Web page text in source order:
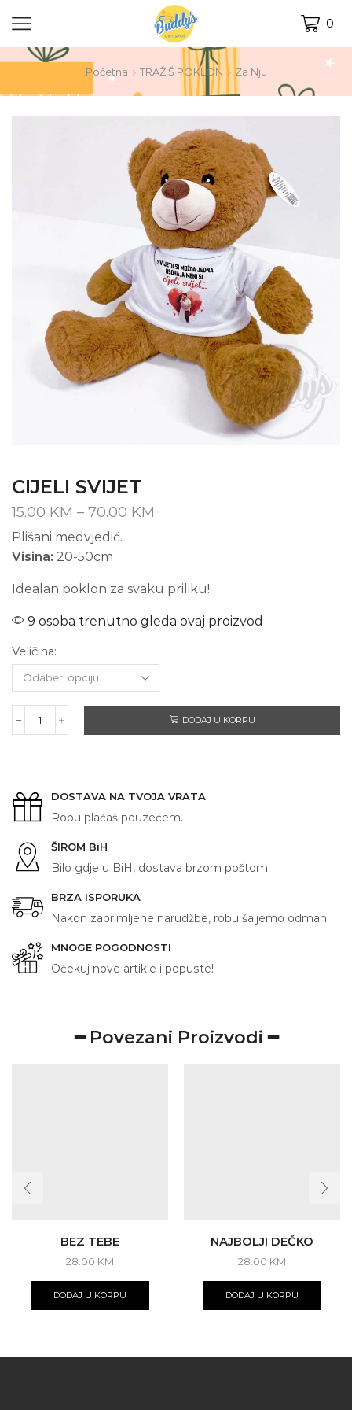
0
Početna TRAŽIŠ POKLON Za Nju
CIJELI SVIJET
15.00 KM – 70.00 KM
Plišani medvjedić.
Visina: 20-50cm
Idealan poklon za svaku priliku!
9 osoba trenutno gleda ovaj proizvod
Veličina:
CIJELI
DODAJ U KORPU
DOSTAVA NA TVOJA VRATA
Robu plaćaš pouzećem.
ŠIROM BiH
Bilo gdje u BiH, dostava brzom poštom.
BRZA ISPORUKA
Nakon zaprimljene narudžbe, robu šaljemo odmah!
MNOGE POGODNOSTI
Očekuj nove artikle i popuste!
━ Povezani Proizvodi ━
BEZ TEBE
28.00 KM
DODAJ U KORPU
NAJBOLJI DEČKO
28.00 KM
DODAJ U KORPU